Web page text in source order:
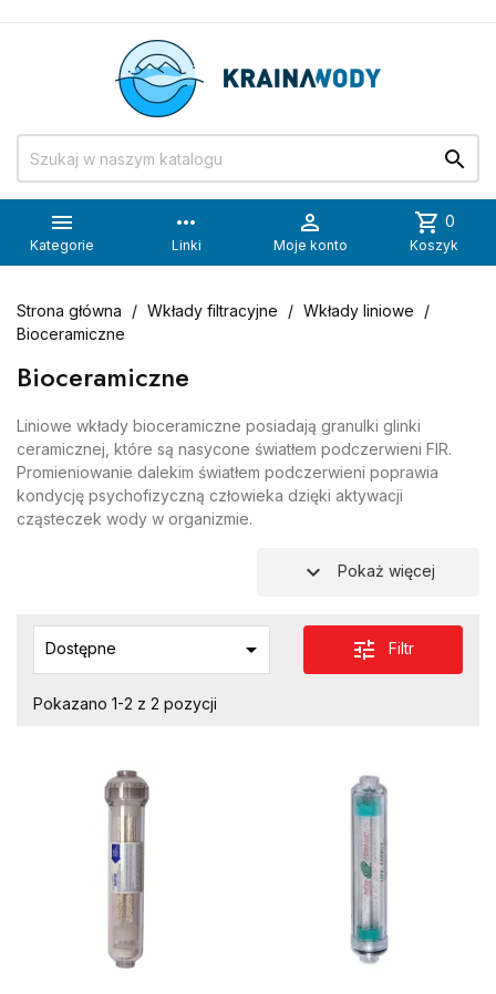


Kategorie
more_horiz
Linki

Moje konto
shopping_cart 0
Koszyk
Strona główna Wkłady filtracyjne
Wkłady liniowe
Bioceramiczne
Bioceramiczne
Liniowe wkłady bioceramiczne posiadają granulki glinki
ceramicznej, które są nasycone światłem podczerwieni FIR.
Promieniowanie dalekim światłem podczerwieni poprawia
kondycję psychofizyczną człowieka dzięki aktywacji
cząsteczek wody w organizmie.
expand_more Pokaż więcej
Dostępne  tune Filtr
Pokazano 1-2 z 2 pozycji